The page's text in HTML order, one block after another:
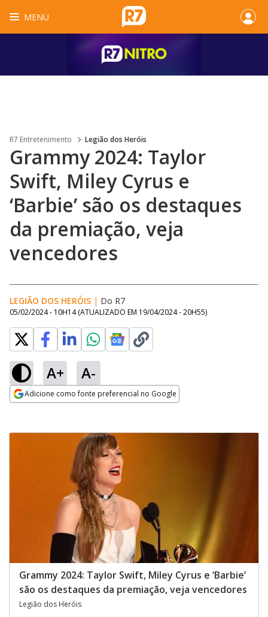
MENU
R7 Entretenimento Legião dos Heróis
Grammy 2024: Taylor
Swift, Miley Cyrus e
‘Barbie’ são os destaques
da premiação, veja
vencedores
LEGIÃO DOS HERÓIS | Do R7
05/02/2024 - 10H14 (ATUALIZADO EM 19/04/2024 - 20H55)
A+ A-
Adicione como fonte preferencial no Google
Grammy 2024: Taylor Swift, Miley Cyrus e ‘Barbie’
são os destaques da premiação, veja vencedores
Legião dos Heróis